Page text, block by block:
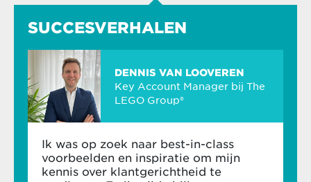
digitale communicatie en
marketingcampagnes
Module 3: Customer journey thinking
Verdiep je inzicht in klantenpsychologie
door met een andere bril te kijken naar de
customer journey
of dienst dichter bij je klanten brengt en een
concurrentievoordeel creëert
SUCCESVERHALEN
DENNIS VAN LOOVEREN
Key Account Manager bij The
LEGO Group®
Ik was op zoek naar best-in-class
voorbeelden en inspiratie om mijn
kennis over klantgerichtheid te
Frank Goedertier
Frank Goedertier heeft een passie voor
marketing, customer journey management,
merkstrategie en publiek spreken met impact.
Katleen De Stobbeleir
Professor of Leadership